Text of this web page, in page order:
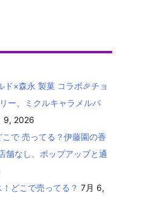
ド×森永 製菓 コラボ🎉チョ
ー、ミクルキャラメルパ
9, 2026
で 売ってる？伊藤園の香
なし、ポップアップと通
どこで売ってる？ 7月 6,